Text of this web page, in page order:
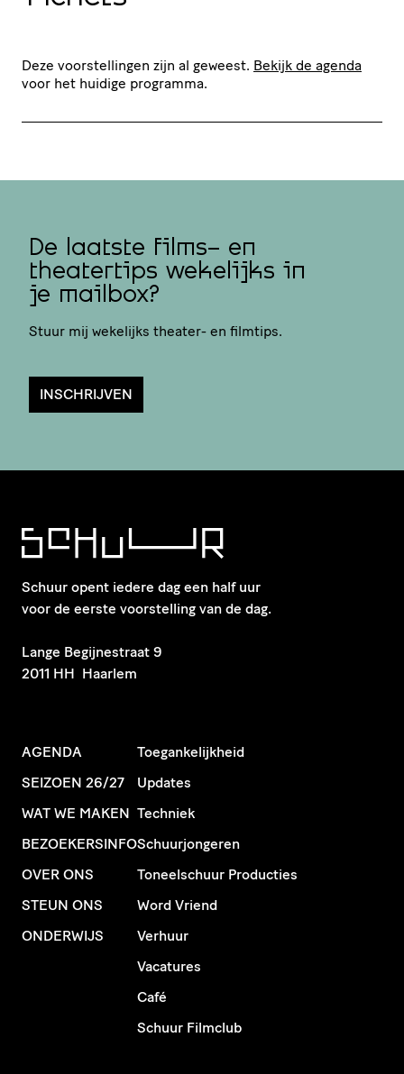
Deze voorstellingen zijn al geweest. Bekijk de agenda
voor het huidige programma.
De laatste films- en
theatertips wekelijks in
je mailbox?
Stuur mij wekelijks theater- en filmtips.
INSCHRIJVEN
Schuur opent iedere dag een half uur
voor de eerste voorstelling van de dag.
​Lange Begijnestraat 9
2011 HH Haarlem
AGENDA
SEIZOEN 26/27
WAT WE MAKEN
BEZOEKERSINFO
OVER ONS
STEUN ONS
ONDERWIJS
Toegankelijkheid
Updates
Techniek
Schuurjongeren
Toneelschuur Producties
Word Vriend
Verhuur
Vacatures
Café
Schuur Filmclub